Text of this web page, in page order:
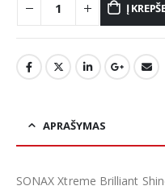
Į
APRAŠYMAS
SONAX Xtreme Brilliant